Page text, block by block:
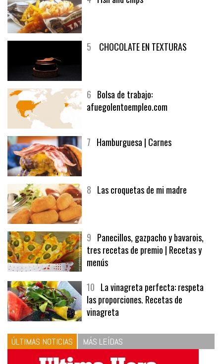
6Bolsa de trabajo:
9Panecillos, gazpacho y bavarois,
tres recetas de premio | Recetas y
menús
10La vinagreta perfecta: respeta
las proporciones. Recetas de
vinagreta
ÚLTIMAS NOTICIAS MÁS LEÍDAS